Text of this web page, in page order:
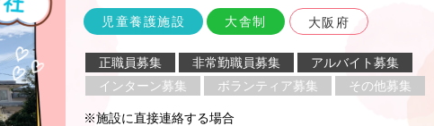
児童養護施設 大舎制 大阪府
正職員募集 非常勤職員募集
アルバイト募集
インターン募集
ボランティア募集 その他募集
※施設に直接連絡する場合